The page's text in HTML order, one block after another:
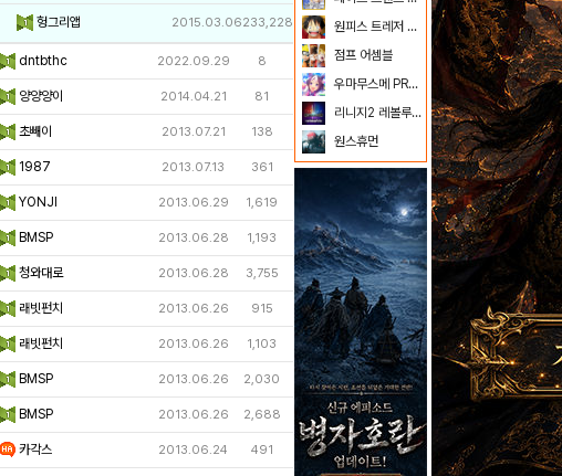
헝그리앱 2015.03.06233,228
dntbthc 2022.09.29 8
양양양이 2014.04.21 81
초빼이 2013.07.21 138
1987 2013.07.13 361
YONJI 2013.06.29 1,619
BMSP 2013.06.28 1,193
청와대로 2013.06.28 3,755
래빗펀치 2013.06.26 915
래빗펀치 2013.06.26 1,103
BMSP 2013.06.26 2,030
BMSP 2013.06.26 2,688
카각스 2013.06.24 491
원피스 트레저 크루즈
점프 어셈블
우마무스메 PRETTY DERBY
리니지2 레볼루션
원스휴먼